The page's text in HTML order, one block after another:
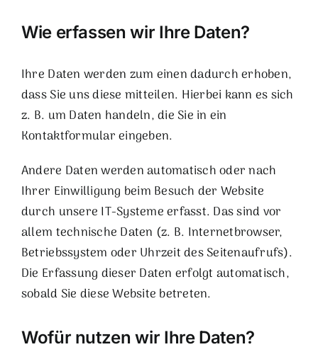
Wie erfassen wir Ihre Daten?
Ihre Daten werden zum einen dadurch erhoben,
dass Sie uns diese mitteilen. Hierbei kann es sich
z. B. um Daten handeln, die Sie in ein
Kontaktformular eingeben.
Andere Daten werden automatisch oder nach
Ihrer Einwilligung beim Besuch der Website
durch unsere IT-Systeme erfasst. Das sind vor
allem technische Daten (z. B. Internetbrowser,
Betriebssystem oder Uhrzeit des Seitenaufrufs).
Die Erfassung dieser Daten erfolgt automatisch,
sobald Sie diese Website betreten.
Wofür nutzen wir Ihre Daten?